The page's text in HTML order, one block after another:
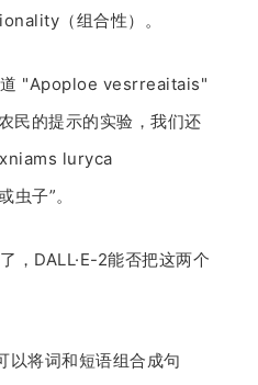
（组合性）。
道 "Apoploe vesrreaitais"
民的提示的实验，我们还
luryca
子”。
，DALL·E-2能否把这两个
以将词和短语组合成句